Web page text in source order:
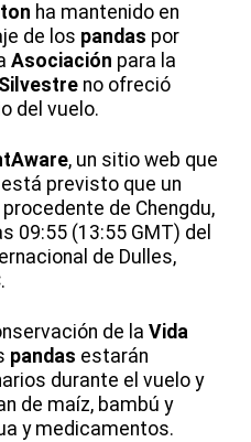
ha mantenido en
de los pandas por
Asociación para la
no ofreció
del vuelo.
, un sitio web que
está previsto que un
procedente de Chengdu,
09:55 (13:55 GMT) del
de Dulles,
de la Vida
pandas estarán
durante el vuelo y
de maíz, bambú y
y medicamentos.